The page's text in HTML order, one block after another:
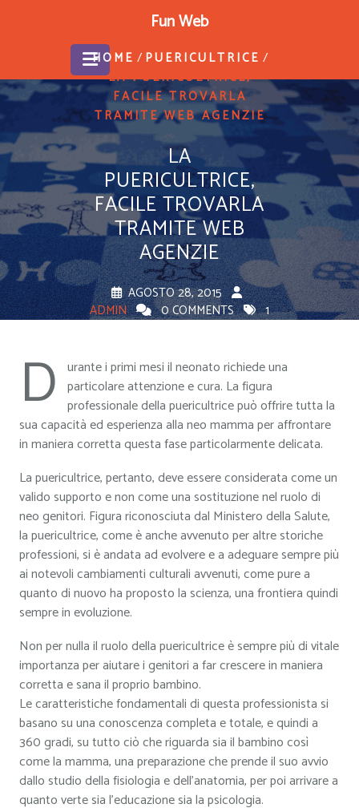
Fun Web
HOME / PUERICULTRICE /
LA PUERICULTRICE,
FACILE TROVARLA
TRAMITE WEB AGENZIE
LA
PUERICULTRICE,
FACILE TROVARLA
TRAMITE WEB
AGENZIE
AGOSTO 28, 2015
ADMIN
0 COMMENTS
1
D urante i primi mesi il neonato richiede una
particolare attenzione e cura. La figura
professionale della puericultrice può offrire tutta la
sua capacità ed esperienza alla neo mamma per affrontare
in maniera corretta questa fase particolarmente delicata.
La puericultrice, pertanto, deve essere considerata come un
valido supporto e non come una sostituzione nel ruolo di
neo genitori. Figura riconosciuta dal Ministero della Salute,
la puericultrice, come è anche avvenuto per altre storiche
professioni, si è andata ad evolvere e a adeguare sempre più
ai notevoli cambiamenti culturali avvenuti, come pure a
quanto di nuovo ha proposto la scienza, una frontiera quindi
sempre in evoluzione.
Non per nulla il ruolo della puericultrice è sempre più di vitale
importanza per aiutare i genitori a far crescere in maniera
corretta e sana il proprio bambino.
Le caratteristiche fondamentali di questa professionista si
basano su una conoscenza completa e totale, e quindi a
360 gradi, su tutto ciò che riguarda sia il bambino così
come la mamma, una preparazione che prende il suo avvio
dallo studio della fisiologia e dell’anatomia, per poi arrivare a
quanto verte sia l’educazione sia la psicologia.